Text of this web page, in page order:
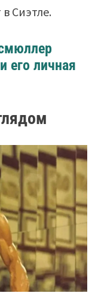
Сиэтле.
его личная